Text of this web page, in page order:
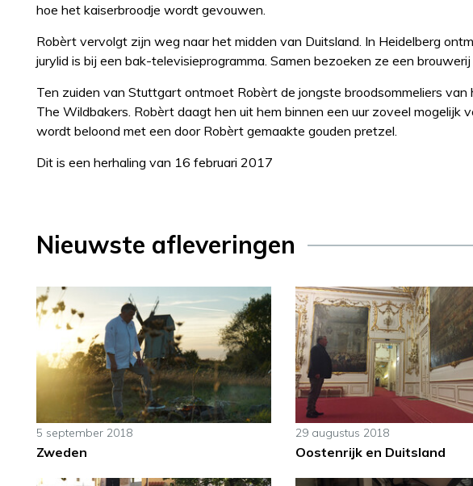
hoe het kaiserbroodje wordt gevouwen.
Robèrt vervolgt zijn weg naar het midden van Duitsland. In Heidelberg
jurylid is bij een bak-televisieprogramma. Samen bezoeken ze een
Ten zuiden van Stuttgart ontmoet Robèrt de jongste broodsommeliers van
The Wildbakers. Robèrt daagt hen uit hem binnen een uur zoveel mogelijk
wordt beloond met een door Robèrt gemaakte gouden pretzel.
Dit is een herhaling van 16 februari 2017
Nieuwste afleveringen
5 september 2018
Zweden
29 augustus 2018
Oostenrijk en Duitsland